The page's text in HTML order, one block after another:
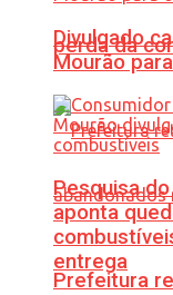
perda da
Prefeitura
Divulgado
Mourão
Pesquisa
aponta
entrega